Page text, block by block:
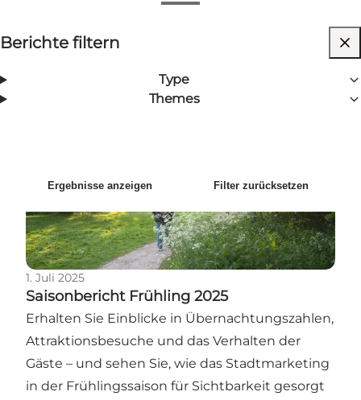
Filter anzeigen
Berichte filtern
Type
Themes
Ergebnisse anzeigen Filter zurücksetzen
Saisonbericht Frühling 2025
1. Juli 2025
Saisonbericht Frühling 2025
Erhalten Sie Einblicke in Übernachtungszahlen,
Attraktionsbesuche und das Verhalten der
Gäste – und sehen Sie, wie das Stadtmarketing
in der Frühlingssaison für Sichtbarkeit gesorgt